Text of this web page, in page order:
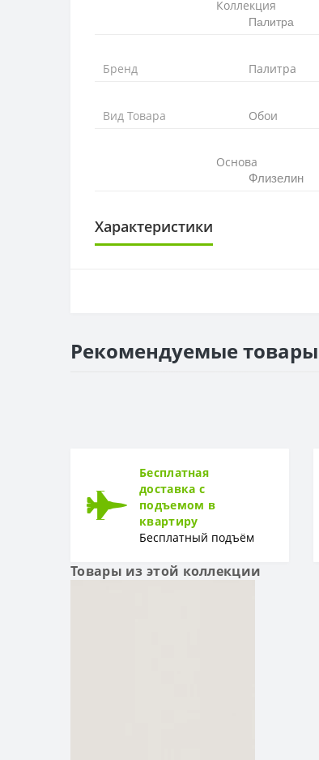
Коллекция
Палитра
Бренд Палитра
Вид Товара Обои
Основа
Флизелин
Характеристики
Раппорт
Рекомендуемые товары
Бесплатная
доставка с
подъемом в
квартиру
Бесплатный подъём
Товары из этой коллекции